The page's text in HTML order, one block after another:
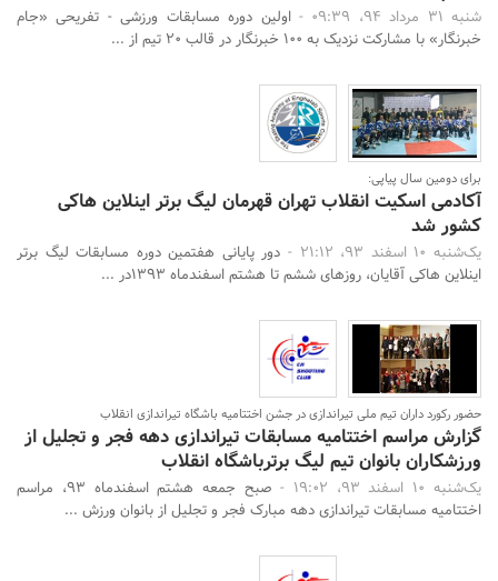
شنبه 31 مرداد 94، 09:39 -
اولین دوره مسابقات ورزشی - تفریحی «جام
خبرنگار» با مشارکت نزدیک به 100 خبرنگار در قالب 20 تیم از ...
برای دومین سال پیاپی:
آکادمی اسکیت انقلاب تهران قهرمان لیگ برتر اینلاین هاکی
کشور شد
یک‌شنبه 10 اسفند 93، 21:12 -
دور پایانی هفتمین دوره مسابقات لیگ برتر
اینلاین هاکی آقایان، روزهای ششم تا هشتم اسفندماه 1393در ...
حضور رکورد داران تیم ملی تیراندازی در جشن اختتامیه باشگاه تیراندازی انقلاب
گزارش مراسم اختتامیه مسابقات تیراندازی دهه فجر و تجلیل از
ورزشکاران بانوان تیم لیگ برترباشگاه انقلاب
یک‌شنبه 10 اسفند 93، 19:02 -
صبح جمعه هشتم اسفندماه 93، مراسم
اختتامیه مسابقات تیراندازی دهه مبارک فجر و تجلیل از بانوان ورزش ...